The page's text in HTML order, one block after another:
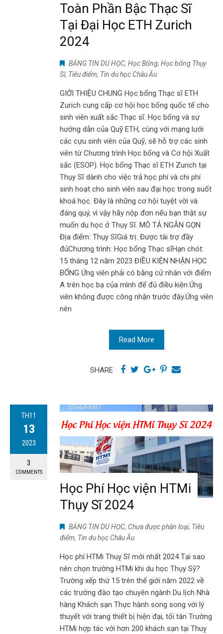
Toàn Phần Bậc Thạc Sĩ
Tại Đại Học ETH Zurich
2024
BẢNG TIN DU HỌC, Học Bổng, Học bổng Thụy
Sĩ, Tiêu điểm, Tin du học Châu Âu
GIỚI THIỆU CHUNG Học bổng Thạc sĩ ETH
Zurich cung cấp cơ hội học bổng quốc tế cho
sinh viên xuất sắc Thạc sĩ. Học bổng và sự
hướng dẫn của Quỹ ETH, cùng với mạng lưới
các cựu sinh viên của Quỹ, sẽ hỗ trợ các sinh
viên từ Chương trình Học bổng và Cơ hội Xuất
sắc (ESOP). Học bổng Thạc sĩ ETH Zurich tại
Thụy Sĩ dành cho việc trả học phí và chi phí
sinh hoạt cho sinh viên sau đại học trong suốt
khoá học. Đây là những cơ hội tuyệt vời và
đáng quý, vì vậy hãy nộp đơn nếu bạn thật sự
muốn du học ở Thụy Sĩ. MÔ TẢ NGẮN GỌN
Địa điểm: Thụy SĩGiá trị: Được tài trợ đầy
đủChương trình: Học bổng Thạc sĩHạn chót:
15 tháng 12 năm 2023 ĐIỀU KIỆN NHẬN HỌC
BỔNG Ứng viên phải có bằng cử nhân với điểm
A trên học bạ của mình để đủ điều kiện.Ứng
viên không được công nhận trước đây.Ứng viên
nên
Read More
SHARE
TH11
13
2023
3
COMMENTS
Học Phí Học viện HTMi
Thụy Sĩ 2024
BẢNG TIN DU HỌC, Chưa được phân loại, Tiêu
điểm, Tin du học Châu Âu
Học phí HTMi Thuỵ Sĩ mới nhất 2024 Tại sao
nên chọn trường HTMi khi du học Thụy Sỹ?
Trường xếp thứ 15 trên thế giới năm 2022 về
các trường đào tạo chuyên ngành Du lịch Nhà
hàng Khách sạn Thực hành song song với lý
thuyết với trang thiết bị hiện đại, tối tân Trường
HTMi hợp tác với hơn 200 khách sạn tại Thuỵ